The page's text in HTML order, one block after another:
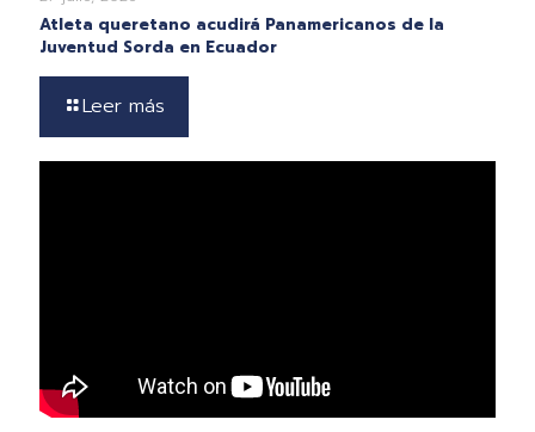
Atleta queretano acudirá Panamericanos de la
Juventud Sorda en Ecuador
Leer más